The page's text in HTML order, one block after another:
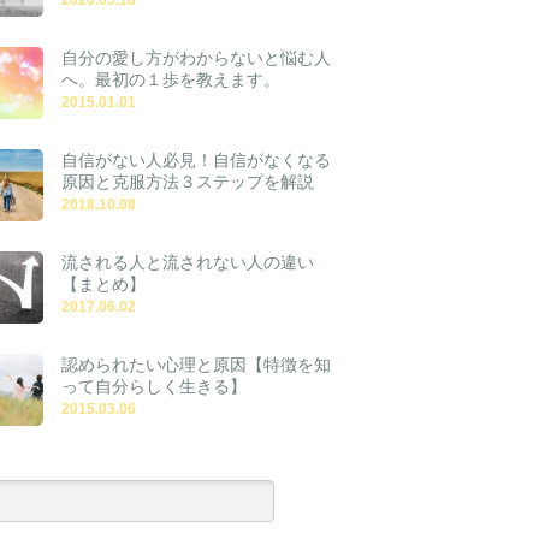
自分の愛し方がわからないと悩む人
へ。最初の１歩を教えます。
2015.01.01
自信がない人必見！自信がなくなる
原因と克服方法３ステップを解説
2018.10.08
流される人と流されない人の違い
【まとめ】
2017.06.02
認められたい心理と原因【特徴を知
って自分らしく生きる】
2015.03.06